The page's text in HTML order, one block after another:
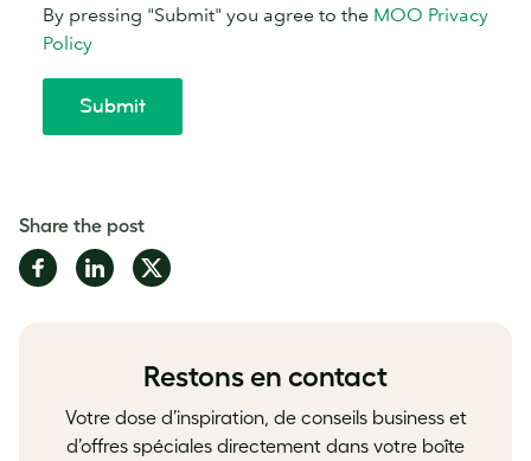
Share the post
Share
on
Share
on
Share
on
Restons en contact
Votre dose d’inspiration, de conseils business et
d’offres spéciales directement dans votre boîte